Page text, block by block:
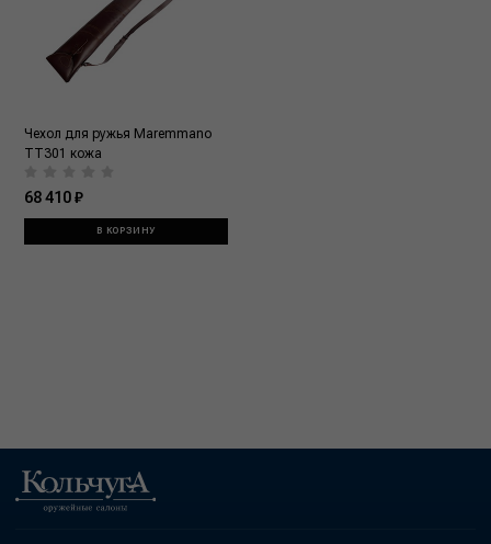
Чехол для ружья Maremmano
TT301 кожа
68 410 ₽
В КОРЗИНУ